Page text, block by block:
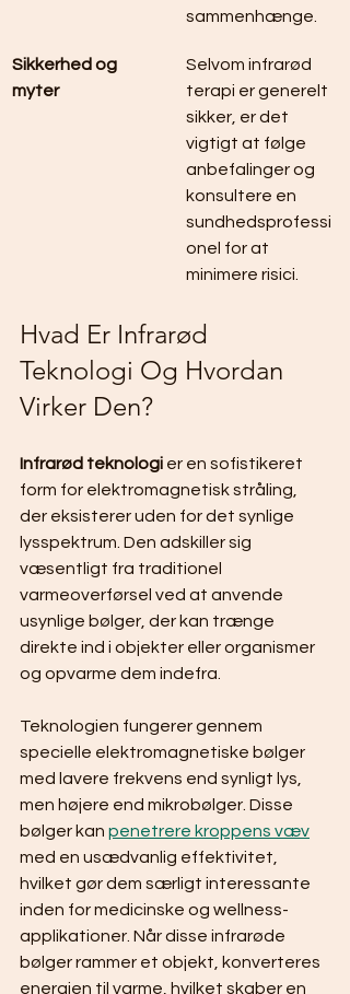
sammenhænge.
Sikkerhed og
myter
Selvom infrarød
terapi er generelt
sikker, er det
vigtigt at følge
anbefalinger og
konsultere en
sundhedsprofessi
onel for at
minimere risici.
Hvad Er Infrarød
Teknologi Og Hvordan
Virker Den?
Infrarød teknologi er en sofistikeret
form for elektromagnetisk stråling,
der eksisterer uden for det synlige
lysspektrum. Den adskiller sig
væsentligt fra traditionel
varmeoverførsel ved at anvende
usynlige bølger, der kan trænge
direkte ind i objekter eller organismer
og opvarme dem indefra.
Teknologien fungerer gennem
specielle elektromagnetiske bølger
med lavere frekvens end synligt lys,
men højere end mikrobølger. Disse
bølger kan penetrere kroppens væv
med en usædvanlig effektivitet,
hvilket gør dem særligt interessante
inden for medicinske og wellness-
applikationer. Når disse infrarøde
bølger rammer et objekt, konverteres
energien til varme, hvilket skaber en